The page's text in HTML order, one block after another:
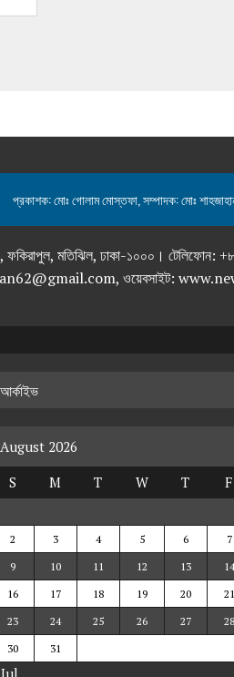
প্রকাশক: মোঃ গোলাম মোস্তফা, সম্পাদক: মোঃ
রোড, ফকিরাপুল, মতিঝিল, ঢাকা-
ওয়েবসাইট:
আর্কাইভ
August 2026
S
M T W T F
2
3 4 5 6 7
9
10 11 12 13 14
16
17 18 19 20 21
23
24 25 26 27 28
30
31